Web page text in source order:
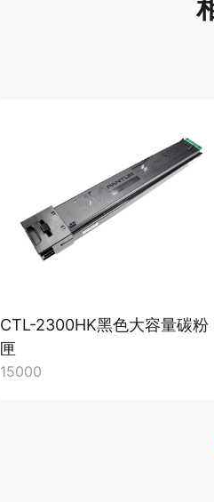
CTL-2300HK黑色大容量碳粉
匣
15000